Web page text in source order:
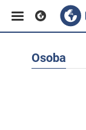
Osoba